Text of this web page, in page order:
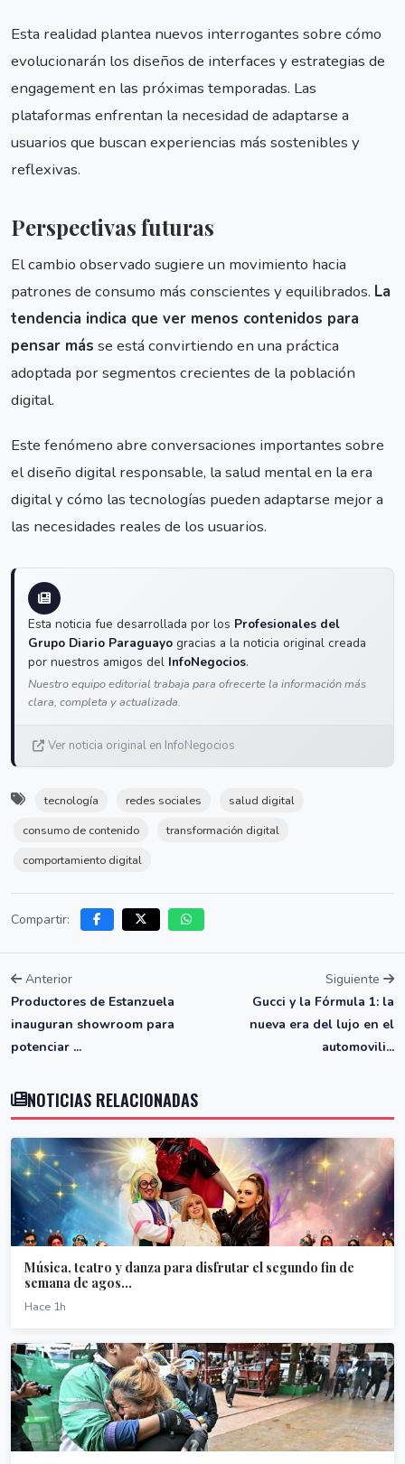
Esta realidad plantea nuevos interrogantes sobre cómo
evolucionarán los diseños de interfaces y estrategias de
engagement en las próximas temporadas. Las
plataformas enfrentan la necesidad de adaptarse a
usuarios que buscan experiencias más sostenibles y
reflexivas.
Perspectivas futuras
El cambio observado sugiere un movimiento hacia
patrones de consumo más conscientes y equilibrados. La
tendencia indica que ver menos contenidos para
pensar más se está convirtiendo en una práctica
adoptada por segmentos crecientes de la población
digital.
Este fenómeno abre conversaciones importantes sobre
el diseño digital responsable, la salud mental en la era
digital y cómo las tecnologías pueden adaptarse mejor a
las necesidades reales de los usuarios.
Esta noticia fue desarrollada por los Profesionales del
Grupo Diario Paraguayo gracias a la noticia original creada
por nuestros amigos del InfoNegocios.
Nuestro equipo editorial trabaja para ofrecerte la información más
clara, completa y actualizada.
Ver noticia original en InfoNegocios
tecnología redes sociales
salud digital
consumo de contenido
transformación digital
comportamiento digital
Compartir:
Anterior
Productores de Estanzuela
inauguran showroom para
potenciar ...
Siguiente
Gucci y la Fórmula 1: la
nueva era del lujo en el
automovili...
NOTICIAS RELACIONADAS
Música, teatro y danza para disfrutar el segundo fin de
semana de agos...
Hace 1h